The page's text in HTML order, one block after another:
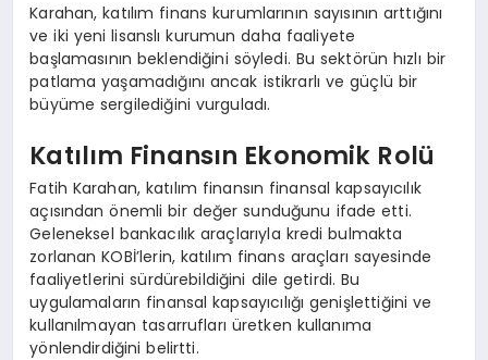
Karahan, katılım finans kurumlarının sayısının arttığını
ve iki yeni lisanslı kurumun daha faaliyete
başlamasının beklendiğini söyledi. Bu sektörün hızlı bir
patlama yaşamadığını ancak istikrarlı ve güçlü bir
büyüme sergilediğini vurguladı.
Katılım Finansın Ekonomik Rolü
Fatih Karahan, katılım finansın finansal kapsayıcılık
açısından önemli bir değer sunduğunu ifade etti.
Geleneksel bankacılık araçlarıyla kredi bulmakta
zorlanan KOBİ’lerin, katılım finans araçları sayesinde
faaliyetlerini sürdürebildiğini dile getirdi. Bu
uygulamaların finansal kapsayıcılığı genişlettiğini ve
kullanılmayan tasarrufları üretken kullanıma
yönlendirdiğini belirtti.